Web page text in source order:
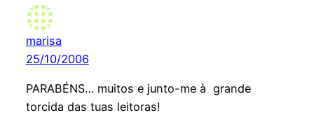
marisa
25/10/2006
PARABÉNS… muitos e junto-me à grande
torcida das tuas leitoras!